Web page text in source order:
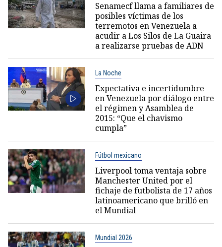
Senamecf llama a familiares de
posibles víctimas de los
terremotos en Venezuela a
acudir a Los Silos de La Guaira
a realizarse pruebas de ADN
La Noche
Expectativa e incertidumbre
en Venezuela por diálogo entre
el régimen y Asamblea de
2015: “Que el chavismo
cumpla”
Fútbol mexicano
Liverpool toma ventaja sobre
Manchester United por el
fichaje de futbolista de 17 años
latinoamericano que brilló en
el Mundial
Mundial 2026